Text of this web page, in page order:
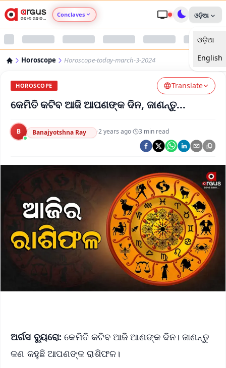
Conclaves
Argus Nari Shakti
Argus Swaad Odisha
Argus Chalo Dekhein Apna Desh
ଓଡ଼ିଆ
ଓଡ଼ିଆ
English
Horoscope Horoscope-today-march-3-2024
HOROSCOPE Translate
କେମିତି କଟିବ ଆଜି ଆପଣଙ୍କ ଦିନ, ଜାଣନ୍ତୁ...
B Banajyotshna Ray ·2 years ago· 3 min read
ଅର୍ଗସ ବ୍ୟୁରୋ:କେମିତି କଟିବ ଆଜି ଆଣଙ୍କ ଦିନ। ଜାଣନ୍ତୁ
କଣ କହୁଛି ଆପଣଙ୍କ ରାଶିଫଳ।